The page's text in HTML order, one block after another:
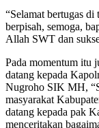
“Selamat bertugas
berpisah, semoga,
Allah SWT dan
Pada momentum itu
datang kepada
Nugroho SIK MH,
masyarakat
datang kepada pak
menceritakan